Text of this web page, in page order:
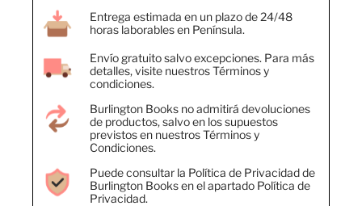
Entrega estimada en un plazo de 24/48
horas laborables en Península.
Envío gratuito salvo excepciones. Para más
detalles, visite nuestros Términos y
condiciones.
Burlington Books no admitirá devoluciones
de productos, salvo en los supuestos
previstos en nuestros Términos y
Condiciones.
Puede consultar la Política de Privacidad de
Burlington Books en el apartado Política de
Privacidad.